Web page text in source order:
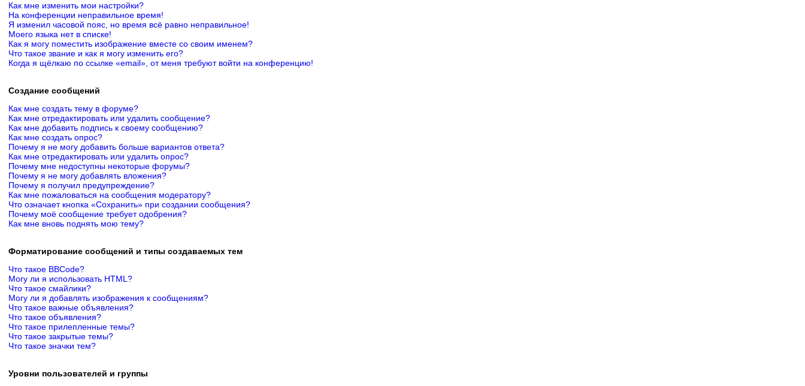
Как мне изменить мои настройки?
На конференции неправильное время!
Я изменил часовой пояс, но время всё равно неправильное!
Моего языка нет в списке!
Как я могу поместить изображение вместе со своим именем?
Что такое звание и как я могу изменить его?
Когда я щёлкаю по ссылке «email», от меня требуют войти на конференцию!
Создание сообщений
Как мне создать тему в форуме?
Как мне отредактировать или удалить сообщение?
Как мне добавить подпись к своему сообщению?
Как мне создать опрос?
Почему я не могу добавить больше вариантов ответа?
Как мне отредактировать или удалить опрос?
Почему мне недоступны некоторые форумы?
Почему я не могу добавлять вложения?
Почему я получил предупреждение?
Как мне пожаловаться на сообщения модератору?
Что означает кнопка «Сохранить» при создании сообщения?
Почему моё сообщение требует одобрения?
Как мне вновь поднять мою тему?
Форматирование сообщений и типы создаваемых тем
Что такое BBCode?
Могу ли я использовать HTML?
Что такое смайлики?
Могу ли я добавлять изображения к сообщениям?
Что такое важные объявления?
Что такое объявления?
Что такое прилепленные темы?
Что такое закрытые темы?
Что такое значки тем?
Уровни пользователей и группы